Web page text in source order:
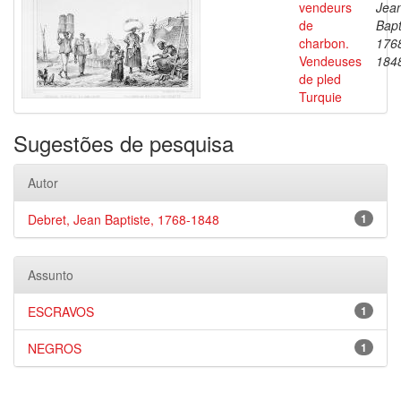
vendeurs
de
charbon.
Vendeuses
de pled
Turquie
Sugestões de pesquisa
Autor
1
Debret, Jean Baptiste, 1768-1848
Assunto
1
ESCRAVOS
1
NEGROS